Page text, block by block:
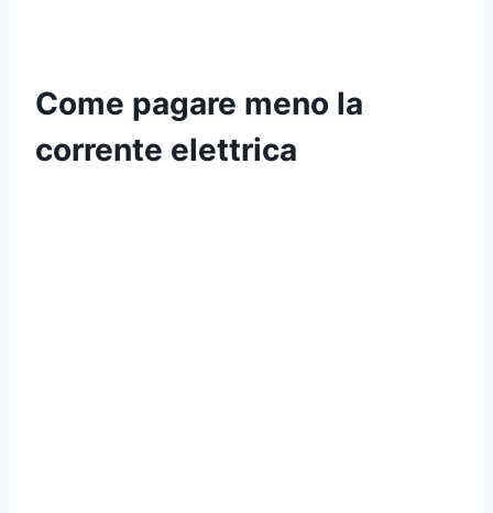
Come pagare meno la
corrente elettrica